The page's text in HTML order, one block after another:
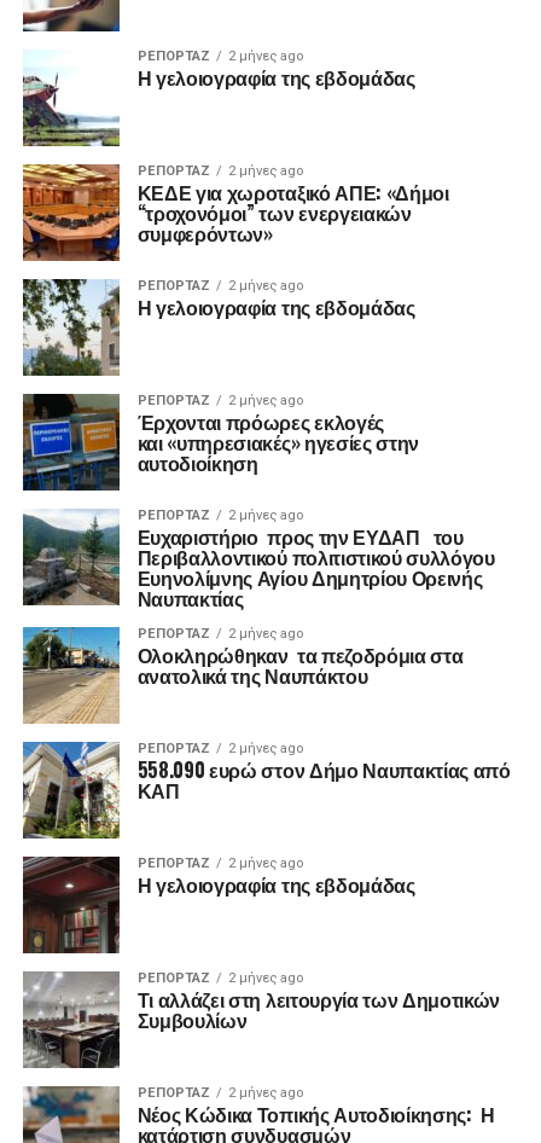
ΡΕΠΟΡΤΑΖ 2 μήνες ago
Η γελοιογραφία της εβδομάδας
ΡΕΠΟΡΤΑΖ 2 μήνες ago
ΚΕΔΕ για χωροταξικό ΑΠΕ: «Δήμοι
“τροχονόμοι” των ενεργειακών
συμφερόντων»
ΡΕΠΟΡΤΑΖ 2 μήνες ago
Η γελοιογραφία της εβδομάδας
ΡΕΠΟΡΤΑΖ 2 μήνες ago
Έρχονται πρόωρες εκλογές
και «υπηρεσιακές» ηγεσίες στην
αυτοδιοίκηση
ΡΕΠΟΡΤΑΖ 2 μήνες ago
Ευχαριστήριο προς την ΕΥΔΑΠ του
Περιβαλλοντικού πολιτιστικού συλλόγου
Ευηνολίμνης Αγίου Δημητρίου Ορεινής
Ναυπακτίας
ΡΕΠΟΡΤΑΖ 2 μήνες ago
Ολοκληρώθηκαν τα πεζοδρόμια στα
ανατολικά της Ναυπάκτου
ΡΕΠΟΡΤΑΖ 2 μήνες ago
558.090 ευρώ στον Δήμο Ναυπακτίας από
ΚΑΠ
ΡΕΠΟΡΤΑΖ 2 μήνες ago
Η γελοιογραφία της εβδομάδας
ΡΕΠΟΡΤΑΖ 2 μήνες ago
Τι αλλάζει στη λειτουργία των Δημοτικών
Συμβουλίων
ΡΕΠΟΡΤΑΖ 2 μήνες ago
Νέος Κώδικα Τοπικής Αυτοδιοίκησης: Η
κατάρτιση συνδυασμών